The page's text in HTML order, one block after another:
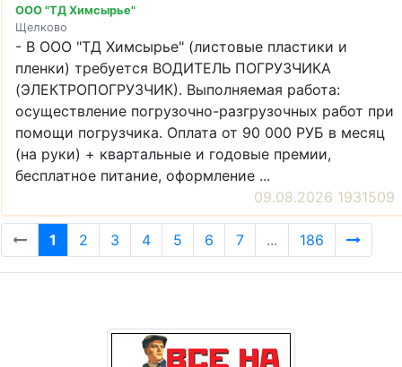
ООО "ТД Химсырье"
Щелково
- В ООО "ТД Химсырье" (листовые пластики и
пленки) требуется ВОДИТЕЛЬ ПОГРУЗЧИКА
(ЭЛЕКТРОПОГРУЗЧИК). Выполняемая работа:
осуществление погрузочно-разгрузочных работ при
помощи погрузчика. Оплата от 90 000 РУБ в месяц
(на руки) + квартальные и годовые премии,
бесплатное питание, оформление ...
09.08.2026 1931509
1 2 3 4 5 6 7 ... 186